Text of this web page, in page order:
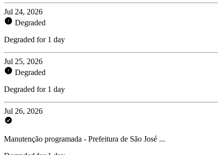
Jul 24, 2026
Degraded
Degraded for 1 day
Jul 25, 2026
Degraded
Degraded for 1 day
Jul 26, 2026
Manutenção programada - Prefeitura de São José ...